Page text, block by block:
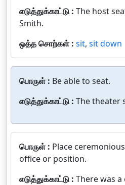
எடுத்துக்காட்டு : The host
Smith.
ஒத்த சொற்கள் : sit, sit down
பொருள் : Be able to seat.
எடுத்துக்காட்டு : The theater
பொருள் : Place
office or position.
எடுத்துக்காட்டு : There was